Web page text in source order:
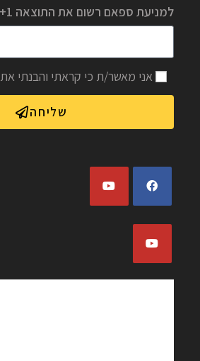
למניעת ספאם רשום את התוצאה 1+1
אני מאשר/ת כי קראתי והבנתי את
שליחה